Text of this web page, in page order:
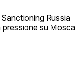
Russia
pressione su Mosca